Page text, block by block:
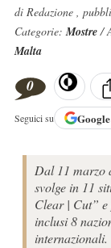
di Redazione ,
Categorie:Mostre/
Malta
0
Seguici su Google
Dal 11 marzo
svolge in 11
Clear | Cut”
inclusi 8
internazionali.